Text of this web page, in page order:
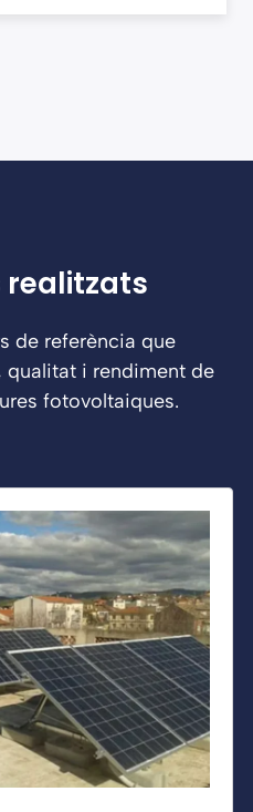
realitzats
de referència que
i rendiment de
fotovoltaiques.